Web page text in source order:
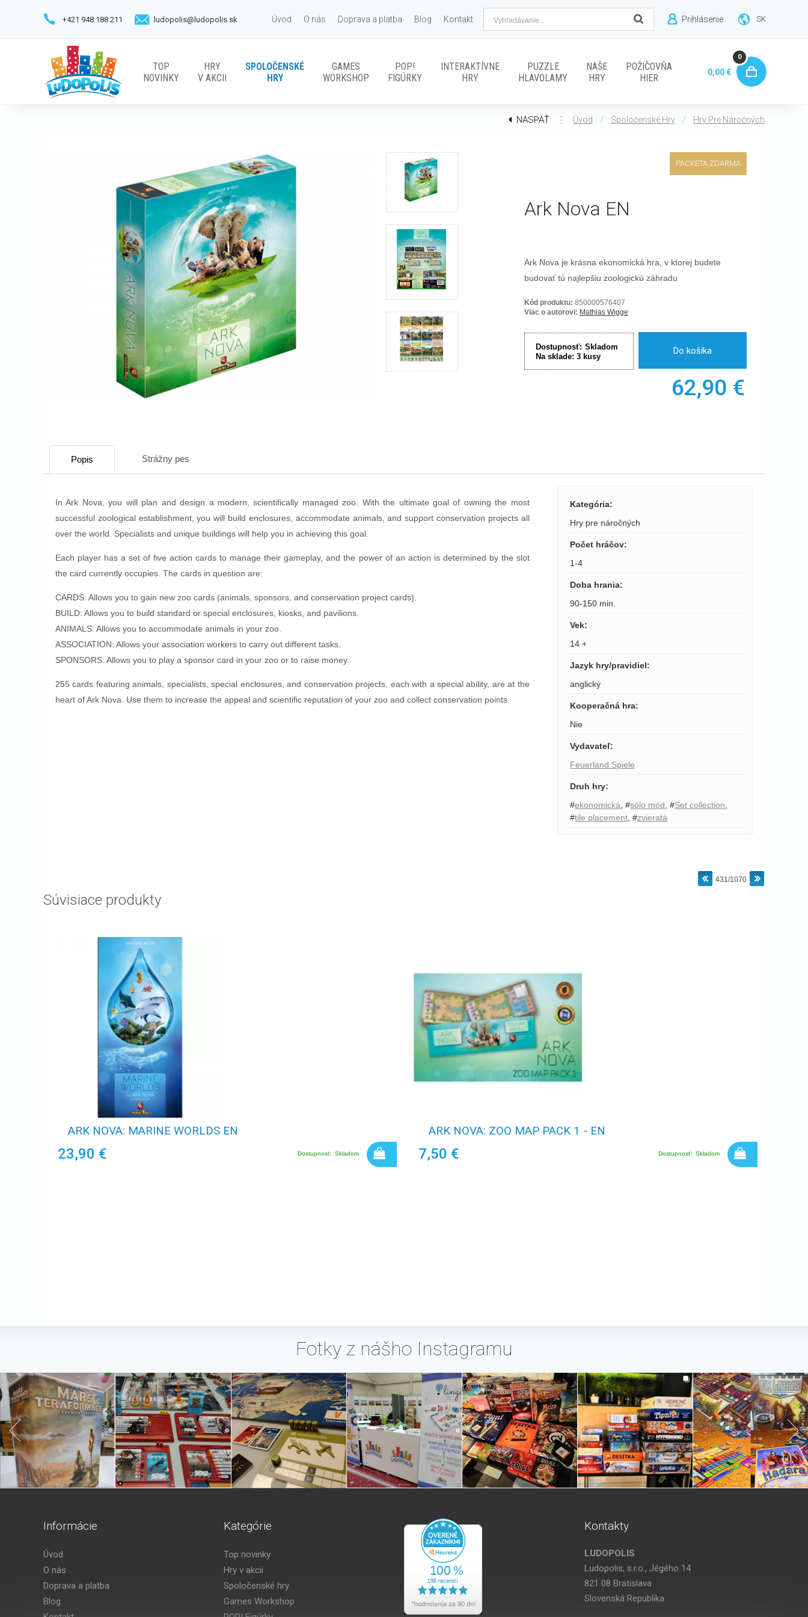
SK
Úvod O nás Doprava a platba Blog Kontakt
TOP
NOVINKY
HRY
V AKCII
SPOLOČENSKÉ
HRY
GAMES
WORKSHOP
POP!
FIGÚRKY
INTERAKTÍVNE
HRY
PUZZLE
HLAVOLAMY
NAŠE
HRY
POŽIČOVŇA
HIER
Prihlásenie
+421 948 188 211 ludopolis@ludopolis.sk
0,00 €
0
NASPÄŤ ⋮ Úvod / Spoločenské Hry / Hry Pre Náročných
PACKETA ZDARMA
Ark Nova EN
Ark Nova je krásna ekonomická hra, v ktorej budete
budovať tú najlepšiu zoologickú záhradu
Kód produktu: 850000576407
Viac o autorovi: Mathias Wigge
Dostupnosť: Skladom
Na sklade: 3 kusy
Do košíka
62,90 €
Popis Strážny pes
In Ark Nova, you will plan and design a modern, scientifically managed zoo. With the ultimate goal of owning the most
successful zoological establishment, you will build enclosures, accommodate animals, and support conservation projects all
over the world. Specialists and unique buildings will help you in achieving this goal.
Each player has a set of five action cards to manage their gameplay, and the power of an action is determined by the slot
the card currently occupies. The cards in question are:
CARDS: Allows you to gain new zoo cards (animals, sponsors, and conservation project cards).
BUILD: Allows you to build standard or special enclosures, kiosks, and pavilions.
ANIMALS: Allows you to accommodate animals in your zoo.
ASSOCIATION: Allows your association workers to carry out different tasks.
SPONSORS: Allows you to play a sponsor card in your zoo or to raise money.
255 cards featuring animals, specialists, special enclosures, and conservation projects, each with a special ability, are at the
heart of Ark Nova. Use them to increase the appeal and scientific reputation of your zoo and collect conservation points.
Kategória:
Hry pre náročných
Počet hráčov:
1-4
Doba hrania:
90-150 min.
Vek:
14 +
Jazyk hry/pravidiel:
anglický
Kooperačná hra:
Nie
Vydavateľ:
Feuerland Spiele
Druh hry:
#ekonomická ,#sólo mód ,#Set collection
#tile placement ,#zvieratá
431/1070
Súvisiace produkty
ARK NOVA: MARINE WORLDS EN
23,90 € Dostupnosť: Skladom
ARK NOVA: ZOO MAP PACK 1 - EN
7,50 € Dostupnosť: Skladom
Fotky z nášho Instagramu
Informácie
Úvod
O nás
Doprava a platba
Blog
Kategórie
Top novinky
Hry v akcii
Spoločenské hry
Games Workshop
Kontakty
LUDOPOLIS
Ludopolis, s.r.o., Jégého 14
821 08 Bratislava
Slovenská Republika